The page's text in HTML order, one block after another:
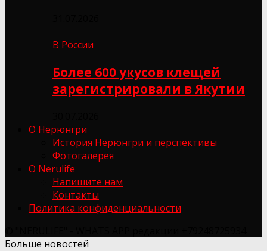
В России
Более 600 укусов клещей
зарегистрировали в Якутии
О Нерюнгри
История Нерюнгри и перспективы
Фотогалерея
О Nerulife
Напишите нам
Контакты
Политика конфиденциальности
Больше новостей